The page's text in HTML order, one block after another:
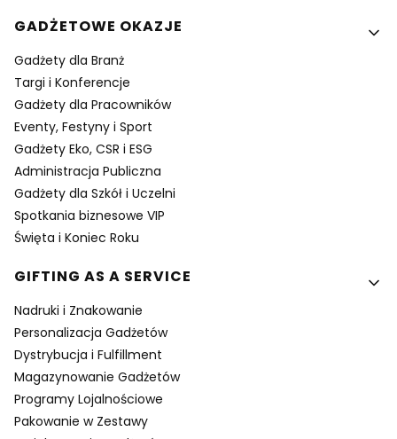
GADŻETOWE OKAZJE
Gadżety dla Branż
Targi i Konferencje
Gadżety dla Pracowników
Eventy, Festyny i Sport
Gadżety Eko, CSR i ESG
Administracja Publiczna
Gadżety dla Szkół i Uczelni
Spotkania biznesowe VIP
Święta i Koniec Roku
GIFTING AS A SERVICE
Nadruki i Znakowanie
Personalizacja Gadżetów
Dystrybucja i Fulfillment
Magazynowanie Gadżetów
Programy Lojalnościowe
Pakowanie w Zestawy